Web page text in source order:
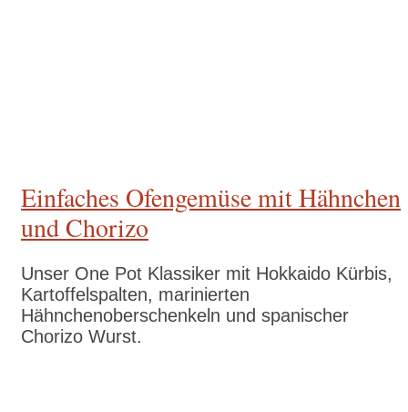
Einfaches Ofengemüse mit Hähnchen
und Chorizo
Unser One Pot Klassiker mit Hokkaido Kürbis,
Kartoffelspalten, marinierten
Hähnchenoberschenkeln und spanischer
Chorizo Wurst.